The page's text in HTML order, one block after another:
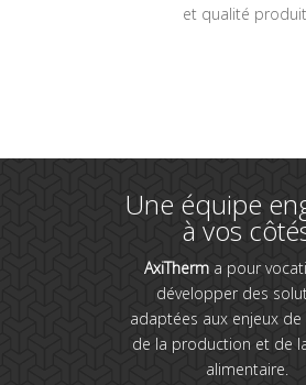
et qualité
Une équipe
à vos
AxiTherm a pour
développer des
adaptées aux enjeux
de la production et de
alimentaire.